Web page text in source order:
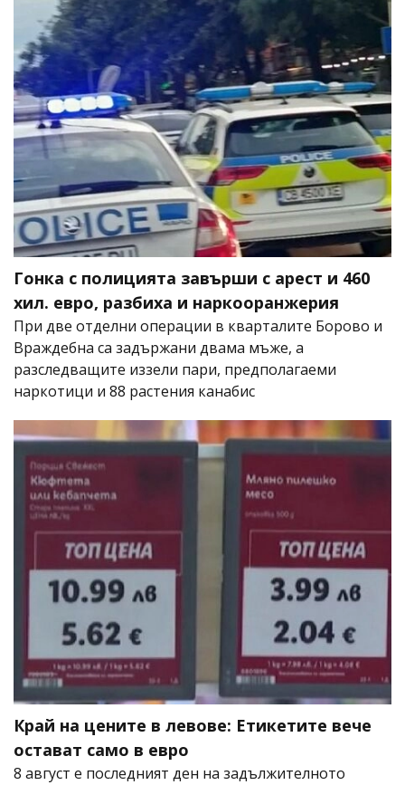
Гонка с полицията завърши с арест и 460
хил. евро, разбиха и наркооранжерия
При две отделни операции в кварталите Борово и
Враждебна са задържани двама мъже, а
разследващите иззели пари, предполагаеми
наркотици и 88 растения канабис
Край на цените в левове: Етикетите вече
остават само в евро
8 август е последният ден на задължителното